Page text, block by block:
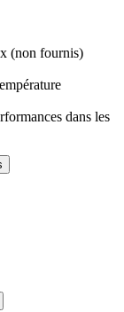
(non fournis)
dans les